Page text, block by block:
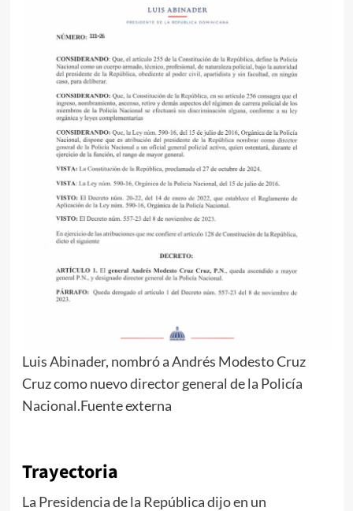
Luis Abinader, nombró a Andrés Modesto Cruz
Cruz como nuevo director general de la Policía
Nacional.Fuente externa
Trayectoria
La Presidencia de la República dijo en un